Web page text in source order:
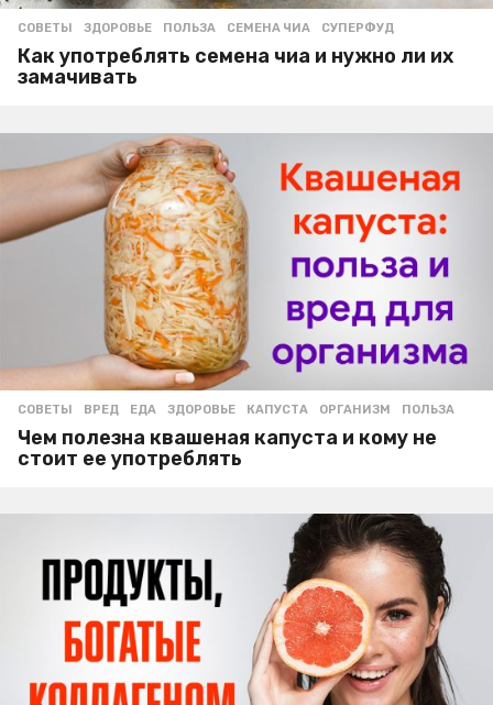
СОВЕТЫ ЗДОРОВЬЕ ,ПОЛЬЗА ,СЕМЕНА ЧИА ,СУПЕРФУД
Как употреблять семена чиа и нужно ли их
замачивать
СОВЕТЫ ВРЕД ,ЕДА ,ЗДОРОВЬЕ ,КАПУСТА ,ОРГАНИЗМ ,ПОЛЬЗА
Чем полезна квашеная капуста и кому не
стоит ее употреблять